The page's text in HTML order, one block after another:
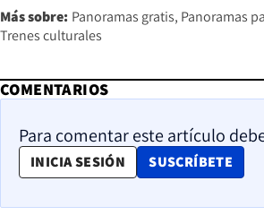
Más sobre: Panoramas gratis Panoramas
Trenes culturales
COMENTARIOS
Para comentar este artículo
INICIA SESIÓN SUSCRÍBETE
OPENS IN NEW